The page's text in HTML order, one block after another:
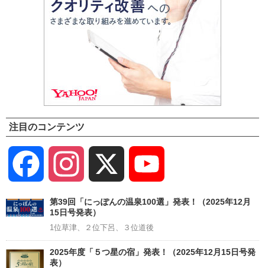
注目のコンテンツ
Facebook Instagram
Channel
第39回「にっぽんの温泉100選」発表！（2025年12月
15日号発表）
1位草津、２位下呂、３位道後
2025年度「５つ星の宿」発表！（2025年12月15日号発
表）